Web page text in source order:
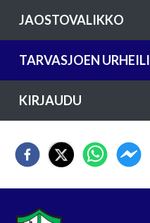
JAOSTOVALIKKO
TARVASJOEN
KIRJAUDU